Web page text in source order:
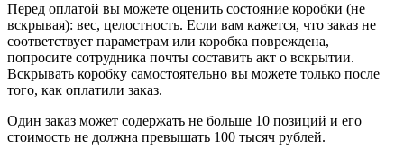
Перед оплатой вы можете оценить состояние коробки (не
вскрывая): вес, целостность. Если вам кажется, что заказ не
соответствует параметрам или коробка повреждена,
попросите сотрудника почты составить акт о вскрытии.
Вскрывать коробку самостоятельно вы можете только после
того, как оплатили заказ.
Один заказ может содержать не больше 10 позиций и его
стоимость не должна превышать 100 тысяч рублей.